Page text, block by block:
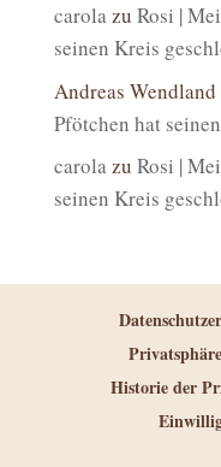
carolazu Rosi |
seinen Kreis
Andreas Wendland
Pfötchen hat
carolazu Rosi |
seinen Kreis
Historie der